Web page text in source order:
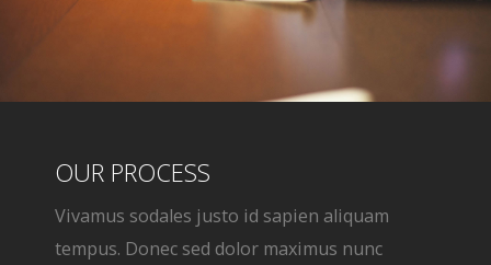
OUR PROCESS
Vivamus sodales justo id sapien aliquam
tempus. Donec sed dolor maximus nunc